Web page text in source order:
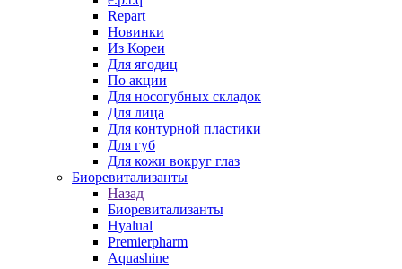
Repart
Новинки
Из Кореи
Для ягодиц
По акции
Для носогубных складок
Для лица
Для контурной пластики
Для губ
Для кожи вокруг глаз
Биоревитализанты
Назад
Биоревитализанты
Hyalual
Premierpharm
Aquashine